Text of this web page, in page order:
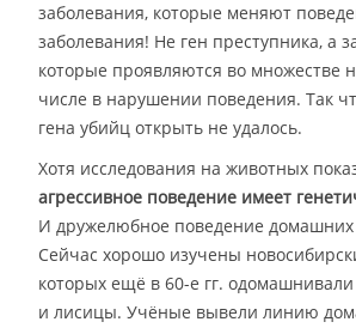
заболевания, которые меняют
заболевания! Не ген преступника, а
которые проявляются во множестве
числе в нарушении поведения. Так
гена убийц открыть не удалось.
Хотя исследования на животных
агрессивное поведение имеет
И дружелюбное поведение
Сейчас хорошо изучены
которых ещё в 60-е гг.
и лисицы. Учёные вывели линию